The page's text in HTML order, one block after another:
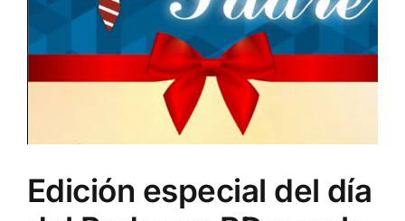
Edición especial del día